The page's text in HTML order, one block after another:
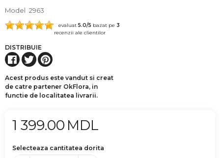
Model 2963
evaluat 5.0/5 bazat pe 3
recenzii ale clientilor
DISTRIBUIE
Acest produs este vandut si creat
de catre partener OkFlora, in
functie de localitatea livrarii.
1 399.00 MDL
Selecteaza cantitatea dorita